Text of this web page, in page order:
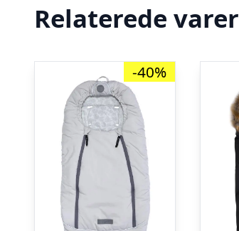
Relaterede varer
-40%